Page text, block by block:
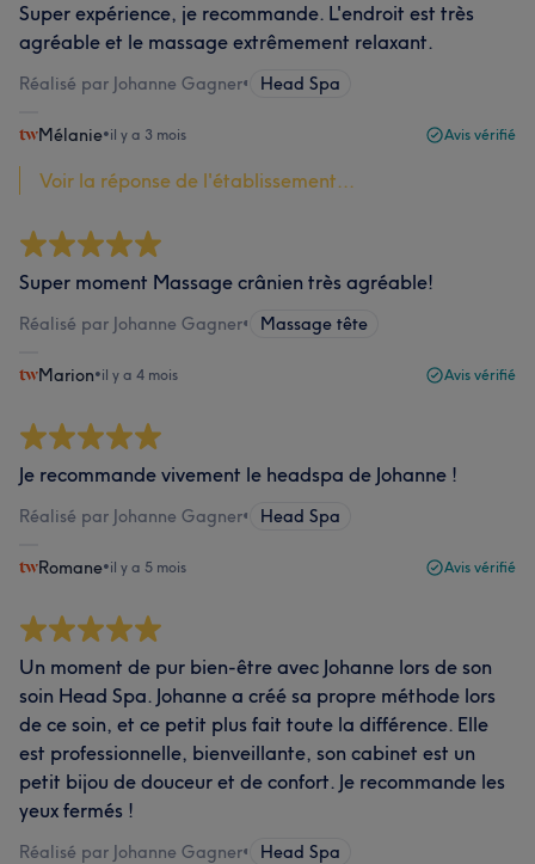
Super expérience, je recommande. L'endroit est très
agréable et le massage extrêmement relaxant.
Réalisé par Johanne Gagner• Head Spa
Mélanie•il y a 3 mois Avis vérifié
Voir la réponse de l'établissement...
Super moment Massage crânien très agréable!
Réalisé par Johanne Gagner• Massage tête
Marion•il y a 4 mois Avis vérifié
Je recommande vivement le headspa de Johanne !
Réalisé par Johanne Gagner• Head Spa
Romane•il y a 5 mois Avis vérifié
Un moment de pur bien-être avec Johanne lors de son
soin Head Spa. Johanne a créé sa propre méthode lors
de ce soin, et ce petit plus fait toute la différence. Elle
est professionnelle, bienveillante, son cabinet est un
petit bijou de douceur et de confort. Je recommande les
yeux fermés !
Réalisé par Johanne Gagner• Head Spa